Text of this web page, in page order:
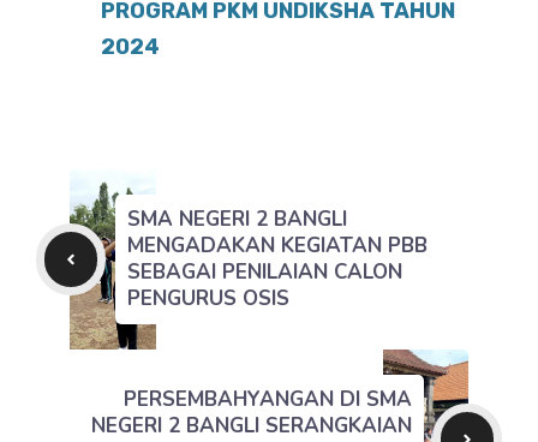
PROGRAM PKM UNDIKSHA TAHUN
2024
SMA NEGERI 2 BANGLI
MENGADAKAN KEGIATAN PBB
SEBAGAI PENILAIAN CALON
PENGURUS OSIS
PERSEMBAHYANGAN DI SMA
NEGERI 2 BANGLI SERANGKAIAN